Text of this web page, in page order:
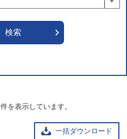
件を表示しています。
一括ダウンロード